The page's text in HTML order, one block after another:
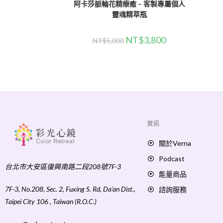
阿卡莎脈輪花精療癒 – 客製專屬個人
靈魂精萃瓶
NT$5,000 NT$3,800
台北市大安區復興南路二段208號7F-3
7F-3, No.208, Sec. 2, Fuxing S. Rd, Da’an Dist.,
Taipei City 106 , Taiwan (R.O.C.)
資訊
關於Verna
Podcast
能量商品
諮詢服務